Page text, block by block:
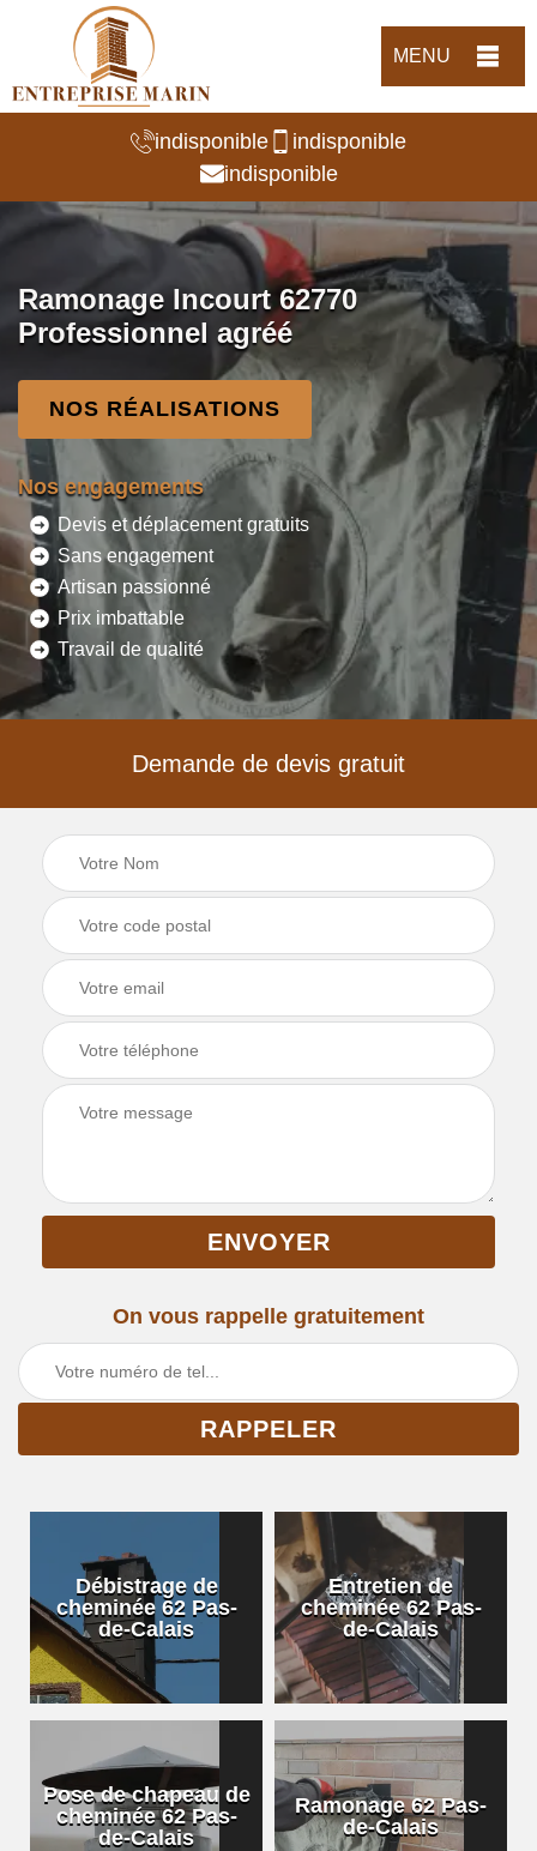
MENU
indisponible
indisponible
indisponible
Ramonage Incourt 62770
Professionnel agréé
NOS RÉALISATIONS
Nos engagements
Devis et déplacement gratuits
Sans engagement
Artisan passionné
Prix imbattable
Travail de qualité
Demande de devis gratuit
On vous rappelle gratuitement
Débistrage de
cheminée 62 Pas-
de-Calais
Entretien de
cheminée 62 Pas-
de-Calais
Pose de chapeau de
cheminée 62 Pas-
de-Calais
Ramonage 62 Pas-
de-Calais